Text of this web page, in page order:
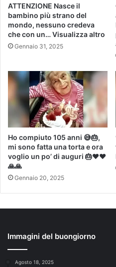
ATTENZIONE Nasce il
bambino più strano del
mondo, nessuno credeva
che con un… Visualizza altro
Gennaio 31, 2025
Ho compiuto 105 anni 😅🎂,
mi sono fatta una torta e ora
voglio un po’ di auguri 🎂❤️️❤
🙏🙏
Gennaio 20, 2025
Immagini del buongiorno
Agosto 18, 2025